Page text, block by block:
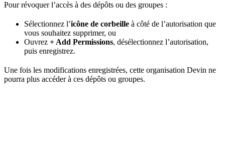
Pour révoquer l’accès à des dépôts ou des groupes :
Sélectionnez l’icône de corbeille à côté de l’autorisation que
vous souhaitez supprimer, ou
Ouvrez + Add Permissions, désélectionnez l’autorisation,
puis enregistrez.
Une fois les modifications enregistrées, cette organisation Devin ne
pourra plus accéder à ces dépôts ou groupes.